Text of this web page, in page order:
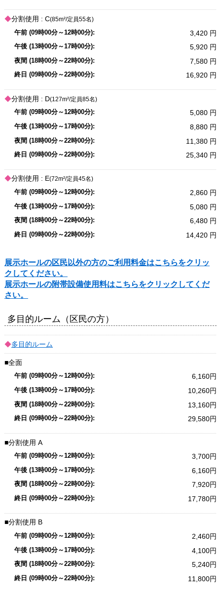
分割使用 : C(85m²/定員55名)
3,420
5,920
7,580
16,920
分割使用 : D(127m²/定員85名)
5,080
8,880
11,380
25,340
分割使用 : E(72m²/定員45名)
2,860
5,080
6,480
14,420
展示ホールの区民以外の方のご利用料金はこちらをクリッ
クしてください。
展示ホールの附帯設備使用料はこちらをクリックしてくだ
さい。
多目的ルーム（区民の方）
多目的ルーム
全面
6,160
10,260
13,160
29,580
分割使用 A
3,700
6,160
7,920
17,780
分割使用 B
2,460
4,100
5,240
11,800